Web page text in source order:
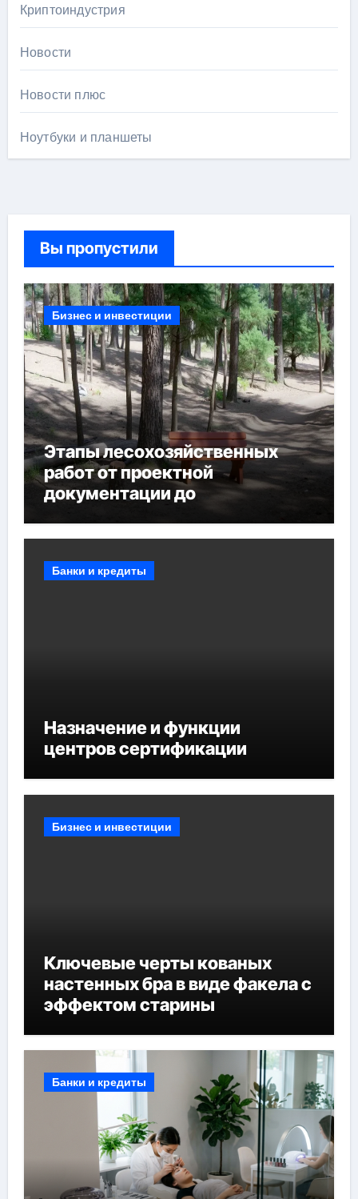
Криптоиндустрия
Новости
Новости плюс
Ноутбуки и планшеты
Вы пропустили
Бизнес и инвестиции
Этапы лесохозяйственных
работ от проектной
документации до
мероприятий и обустройства
Банки и кредиты
Назначение и функции
центров сертификации
Бизнес и инвестиции
Ключевые черты кованых
настенных бра в виде факела с
эффектом старины
Банки и кредиты